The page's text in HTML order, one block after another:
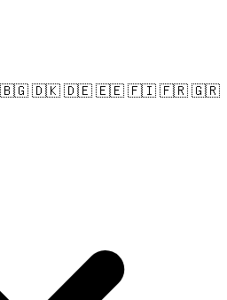
🇩🇰 🇩🇪 🇪🇪 🇫🇮 🇫🇷 🇬🇷